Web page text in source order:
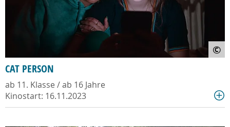
©
CAT PERSON
ab 11. Klasse / ab 16 Jahre
Kinostart: 16.11.2023